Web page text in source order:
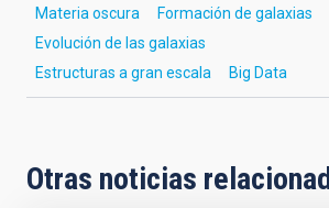
Materia oscura
Formación de galaxias
Evolución de las galaxias
Estructuras a gran escala
Big Data
Otras noticias